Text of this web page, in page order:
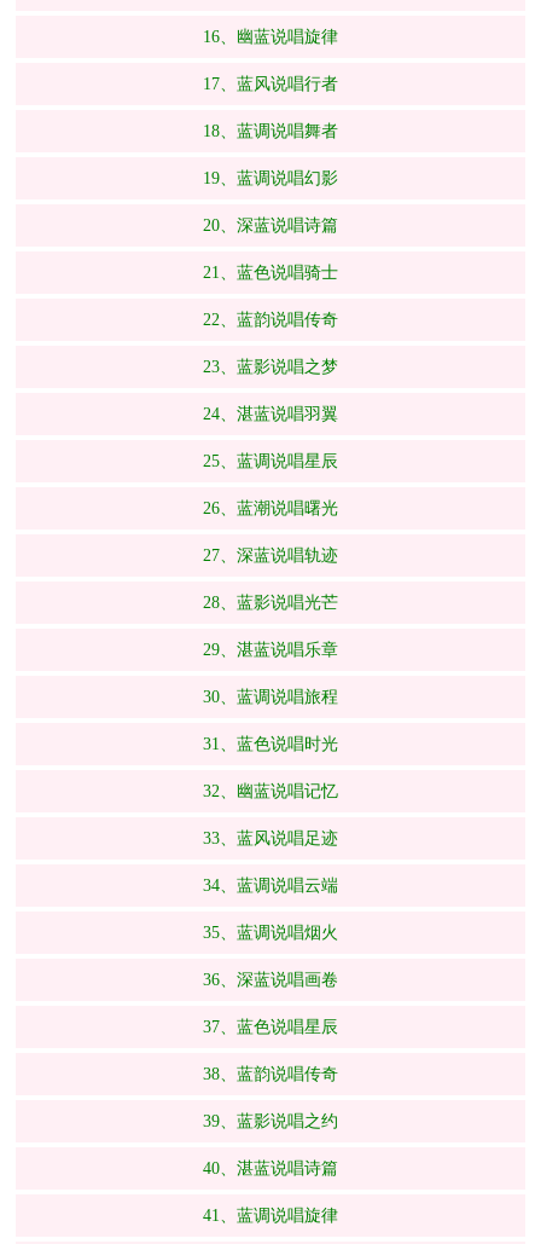
16、幽蓝说唱旋律
17、蓝风说唱行者
18、蓝调说唱舞者
19、蓝调说唱幻影
20、深蓝说唱诗篇
21、蓝色说唱骑士
22、蓝韵说唱传奇
23、蓝影说唱之梦
24、湛蓝说唱羽翼
25、蓝调说唱星辰
26、蓝潮说唱曙光
27、深蓝说唱轨迹
28、蓝影说唱光芒
29、湛蓝说唱乐章
30、蓝调说唱旅程
31、蓝色说唱时光
32、幽蓝说唱记忆
33、蓝风说唱足迹
34、蓝调说唱云端
35、蓝调说唱烟火
36、深蓝说唱画卷
37、蓝色说唱星辰
38、蓝韵说唱传奇
39、蓝影说唱之约
40、湛蓝说唱诗篇
41、蓝调说唱旋律